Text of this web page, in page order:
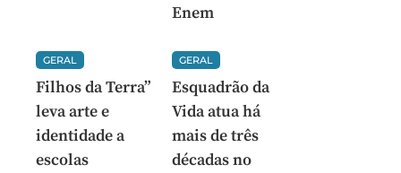
Enem
GERAL
Filhos da Terra”
leva arte e
identidade a
escolas
GERAL
Esquadrão da
Vida atua há
mais de três
décadas no